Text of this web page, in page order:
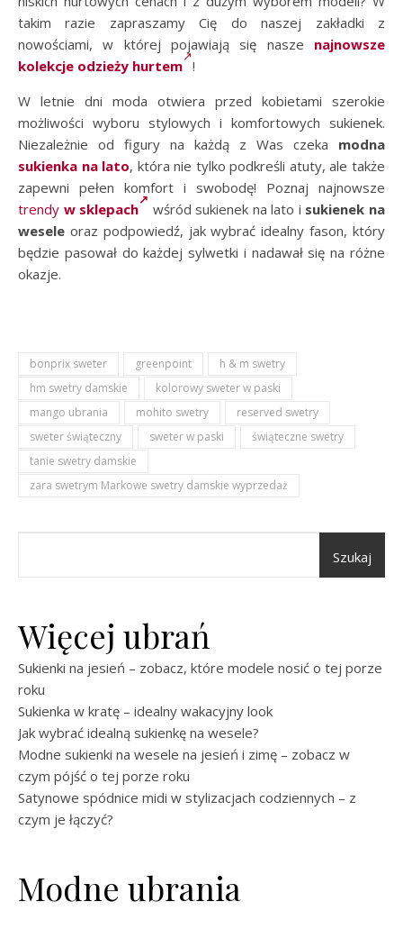
takim razie zapraszamy Cię do naszej zakładki z
nowościami, w której pojawiają się nasze najnowsze
kolekcje odzieży hurtem !
W letnie dni moda otwiera przed kobietami szerokie
możliwości wyboru stylowych i komfortowych sukienek.
Niezależnie od figury na każdą z Was czeka modna
sukienka na lato, która nie tylko podkreśli atuty, ale także
zapewni pełen komfort i swobodę! Poznaj najnowsze
trendy w sklepach wśród sukienek na lato i sukienek na
wesele oraz podpowiedź, jak wybrać idealny fason, który
będzie pasował do każdej sylwetki i nadawał się na różne
okazje.
bonprix sweter greenpoint
h & m swetry
hm swetry damskie
kolorowy sweter w paski
mango ubrania
mohito swetry
reserved swetry
sweter świąteczny
sweter w paski
świąteczne swetry
tanie swetry damskie
zara swetrym Markowe swetry damskie wyprzedaż
Szukaj
Więcej ubrań
Sukienki na jesień – zobacz, które modele nosić o tej porze
roku
Sukienka w kratę – idealny wakacyjny look
Jak wybrać idealną sukienkę na wesele?
Modne sukienki na wesele na jesień i zimę – zobacz w
czym pójść o tej porze roku
Satynowe spódnice midi w stylizacjach codziennych – z
czym je łączyć?
Modne ubrania